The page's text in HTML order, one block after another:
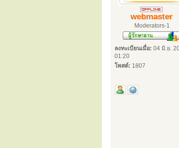
webmaster
Moderators-1
ลงทะเบียนเมื่อ: 04 มิ.ย.
01:20
โพสต์: 1807